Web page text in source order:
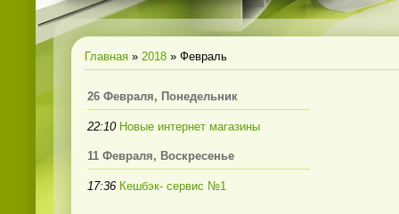
Главная » 2018 » Февраль
26 Февраля, Понедельник
22:10 Новые интернет магазины
11 Февраля, Воскресенье
17:36 Кешбэк- сервис №1